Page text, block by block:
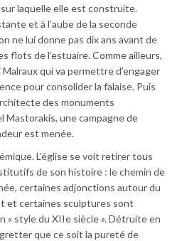
laquelle elle est construite.
et à l’aube de la seconde
ne lui donne pas dix ans avant de
flots de l’estuaire. Comme ailleurs,
qui va permettre d’engager
pour consolider la falaise. Puis
des monuments
Mastorakis, une campagne de
est menée.
L’église se voit retirer tous
de son histoire : le chemin de
certaines adjonctions autour du
et certaines sculptures sont
« style du XIIe siècle ». Détruite en
que ce soit la pureté de